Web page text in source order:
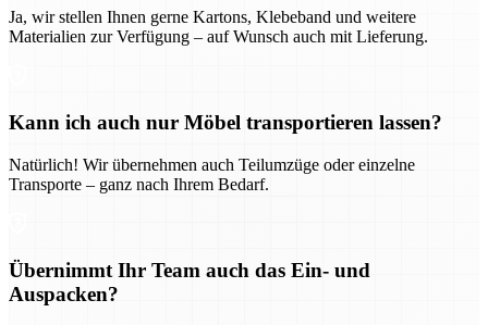
Ja, wir stellen Ihnen gerne Kartons, Klebeband und weitere
Materialien zur Verfügung – auf Wunsch auch mit Lieferung.
Kann ich auch nur Möbel transportieren lassen?
Natürlich! Wir übernehmen auch Teilumzüge oder einzelne
Transporte – ganz nach Ihrem Bedarf.
Übernimmt Ihr Team auch das Ein- und
Auspacken?